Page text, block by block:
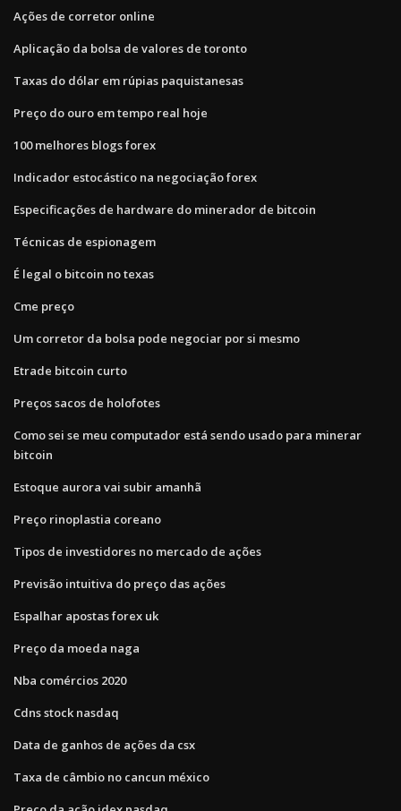
Ações de corretor online
Aplicação da bolsa de valores de toronto
Taxas do dólar em rúpias paquistanesas
Preço do ouro em tempo real hoje
100 melhores blogs forex
Indicador estocástico na negociação forex
Especificações de hardware do minerador de bitcoin
Técnicas de espionagem
É legal o bitcoin no texas
Cme preço
Um corretor da bolsa pode negociar por si mesmo
Etrade bitcoin curto
Preços sacos de holofotes
Como sei se meu computador está sendo usado para minerar
bitcoin
Estoque aurora vai subir amanhã
Preço rinoplastia coreano
Tipos de investidores no mercado de ações
Previsão intuitiva do preço das ações
Espalhar apostas forex uk
Preço da moeda naga
Nba comércios 2020
Cdns stock nasdaq
Data de ganhos de ações da csx
Taxa de câmbio no cancun méxico